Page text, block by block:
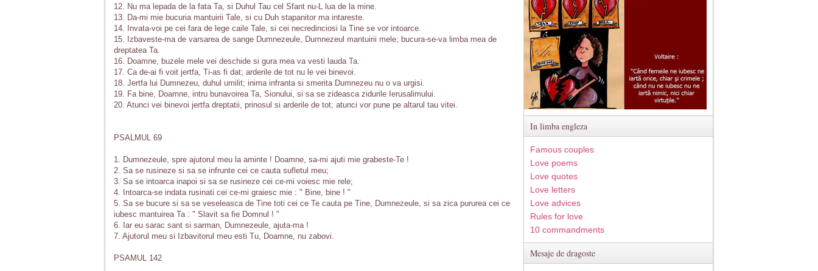
12. Nu ma lepada de la fata Ta, si Duhul Tau cel Sfant nu-L lua de la mine.
13. Da-mi mie bucuria mantuirii Tale, si cu Duh stapanitor ma intareste.
14. Invata-voi pe cei fara de lege caile Tale, si cei necredinciosi la Tine se vor intoarce.
15. Izbaveste-ma de varsarea de sange Dumnezeule, Dumnezeul mantuirii mele; bucura-se-va limba mea de
dreptatea Ta.
16. Doamne, buzele mele vei deschide si gura mea va vesti lauda Ta.
17. Ca de-ai fi voit jertfa, Ti-as fi dat; arderile de tot nu le vei binevoi.
18. Jertfa lui Dumnezeu, duhul umilit; inima infranta si smerita Dumnezeu nu o va urgisi.
19. Fa bine, Doamne, intru bunavoirea Ta, Sionului, si sa se zideasca zidurile Ierusalimului.
20. Atunci vei binevoi jertfa dreptatii, prinosul si arderile de tot; atunci vor pune pe altarul tau vitei.
PSALMUL 69
1. Dumnezeule, spre ajutorul meu la aminte ! Doamne, sa-mi ajuti mie grabeste-Te !
2. Sa se rusineze si sa se infrunte cei ce cauta sufletul meu;
3. Sa se intoarca inapoi si sa se rusineze cei ce-mi voiesc mie rele;
4. Intoarca-se indata rusinati cei ce-mi graiesc mie : " Bine, bine ! "
5. Sa se bucure si sa se veseleasca de Tine toti cei ce Te cauta pe Tine, Dumnezeule, si sa zica pururea cei ce
iubesc mantuirea Ta : " Slavit sa fie Domnul ! "
6. Iar eu sarac sant si sarman, Dumnezeule, ajuta-ma !
7. Ajutorul meu si Izbavitorul meu esti Tu, Doamne, nu zabovi.
PSAMUL 142
In limba engleza
Famous couples
Love poems
Love quotes
Love letters
Love advices
Rules for love
10 commandments
Mesaje de dragoste